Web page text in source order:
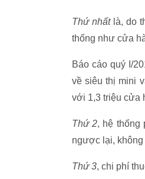
Thứ nhấtlà, do
thống như cửa
Báo cáo quý I/
về siêu thị mini
với 1,3 triệu cửa
Thứ 2, hệ thống
ngược lại,
Thứ 3, chi phí